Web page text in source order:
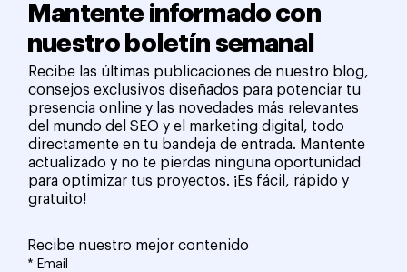
Mantente informado con
nuestro boletín semanal
Recibe las últimas publicaciones de nuestro blog,
consejos exclusivos diseñados para potenciar tu
presencia online y las novedades más relevantes
del mundo del SEO y el marketing digital, todo
directamente en tu bandeja de entrada. Mantente
actualizado y no te pierdas ninguna oportunidad
para optimizar tus proyectos. ¡Es fácil, rápido y
gratuito!
Recibe nuestro mejor contenido
* Email